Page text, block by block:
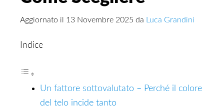
Aggiornato il 13 Novembre 2025 da Luca Grandini
Indice
Un fattore sottovalutato – Perché il colore
del telo incide tanto